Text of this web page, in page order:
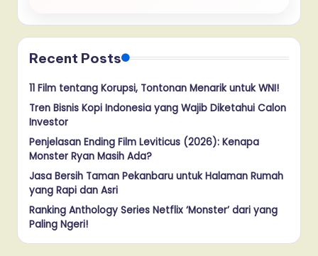
Recent Posts
11 Film tentang Korupsi, Tontonan Menarik untuk WNI!
Tren Bisnis Kopi Indonesia yang Wajib Diketahui Calon
Investor
Penjelasan Ending Film Leviticus (2026): Kenapa
Monster Ryan Masih Ada?
Jasa Bersih Taman Pekanbaru untuk Halaman Rumah
yang Rapi dan Asri
Ranking Anthology Series Netflix ‘Monster’ dari yang
Paling Ngeri!